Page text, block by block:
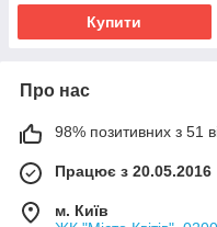
Купити
Про нас
98% позитивних з 51
Працює з 20.05.2016
м. Київ